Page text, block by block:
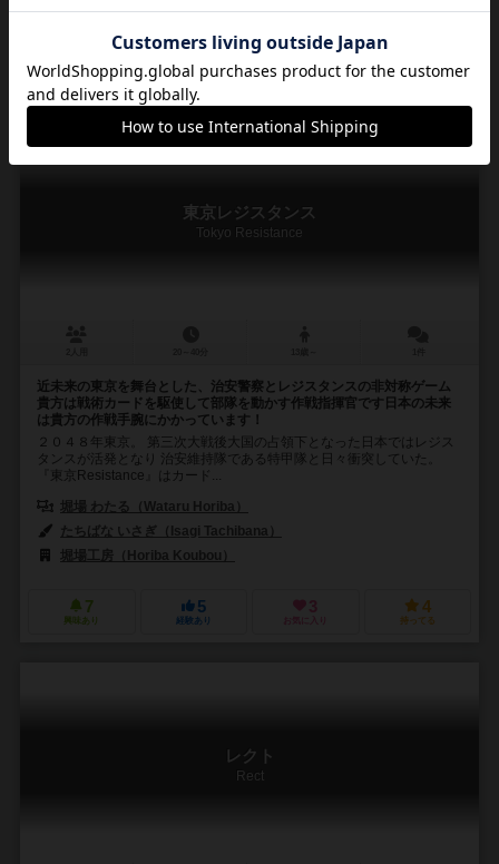
ブレーメンゲームズ（BREMEN Games）
25
興味あり
24
経験あり
3
お気に入り
39
持ってる
東京レジスタンス
Tokyo Resistance
近未来の東京を舞台とした、治安警察とレジスタンスの非対称ゲーム
貴方は戦術カードを駆使して部隊を動かす作戦指揮官です日本の未来
は貴方の作戦手腕にかかっています！
２０４８年東京。 第三次大戦後大国の占領下となった日本ではレジス
タンスが活発となり 治安維持隊である特甲隊と日々衝突していた。
『東京Resistance』はカード...
堀場 わたる（Wataru Horiba）
たちばな いさぎ（Isagi Tachibana）
堀場工房（Horiba Koubou）
7
興味あり
5
経験あり
3
お気に入り
4
持ってる
レクト
Rect